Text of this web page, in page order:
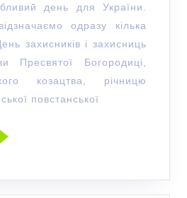
день для України.
одразу кілька
захисників і захисниць
Пресвятої Богородиці,
козацтва, річницю
повстанської